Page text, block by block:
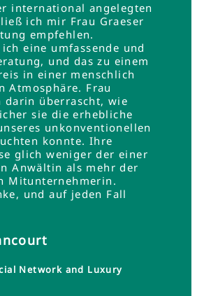
international angelegten
ich mir Frau Graeser
empfehlen.
eine umfassende und
und das zu einem
in einer menschlich
Atmosphäre. Frau
darin überrascht, wie
sie die erhebliche
unkonventionellen
konnte. Ihre
glich weniger der einer
Anwältin als mehr der
Mitunternehmerin.
und auf jeden Fall
Network and Luxury